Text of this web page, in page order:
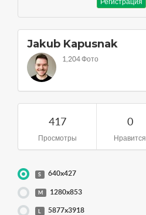
Jakub Kapusnak
1,204 Фото
417
Просмотры
0
Нравится
S 640x427
M 1280x853
L 5877x3918